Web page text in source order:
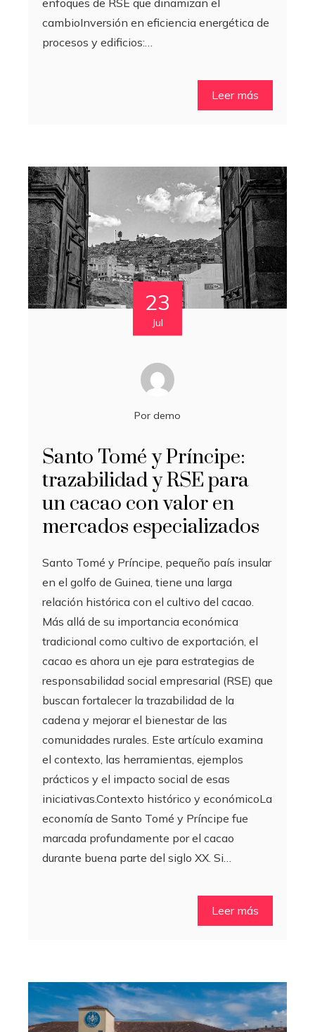
cambioInversión en eficiencia energética de
procesos y edificios:…
Leer más
23
Jul
Por demo
Santo Tomé y Príncipe:
trazabilidad y RSE para
un cacao con valor en
mercados especializados
Santo Tomé y Príncipe, pequeño país insular
en el golfo de Guinea, tiene una larga
relación histórica con el cultivo del cacao.
Más allá de su importancia económica
tradicional como cultivo de exportación, el
cacao es ahora un eje para estrategias de
responsabilidad social empresarial (RSE) que
buscan fortalecer la trazabilidad de la
cadena y mejorar el bienestar de las
comunidades rurales. Este artículo examina
el contexto, las herramientas, ejemplos
prácticos y el impacto social de esas
iniciativas.Contexto histórico y económicoLa
economía de Santo Tomé y Príncipe fue
marcada profundamente por el cacao
durante buena parte del siglo XX. Si…
Leer más